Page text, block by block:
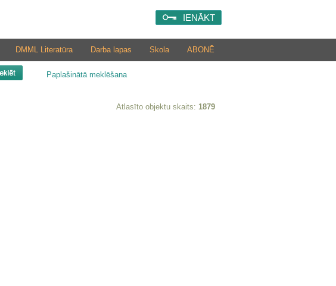
IENĀKT
ABONĒ
Skola
Darba lapas
DMML Literatūra
Paplašinātā meklēšana
Atlasīto objektu skaits: 1879